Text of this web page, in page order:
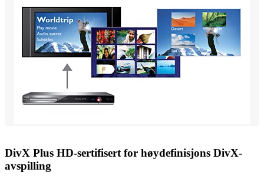
DivX Plus HD-sertifisert for høydefinisjons DivX-
avspilling